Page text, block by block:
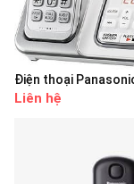
Điện thoại
Liên hệ